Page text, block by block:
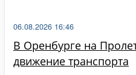
В Оренбурге на
движение транспорта
06.08.2026 16:46